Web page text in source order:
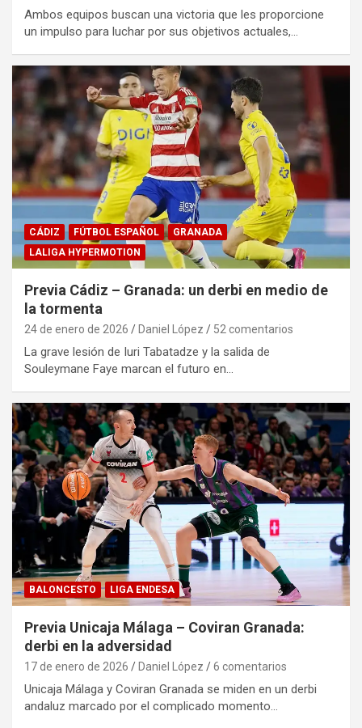
Ambos equipos buscan una victoria que les proporcione
un impulso para luchar por sus objetivos actuales,…
CÁDIZ FÚTBOL ESPAÑOL
GRANADA
LALIGA HYPERMOTION
Previa Cádiz – Granada: un derbi en medio de
la tormenta
24 de enero de 2026 Daniel López 52 comentarios
La grave lesión de Iuri Tabatadze y la salida de
Souleymane Faye marcan el futuro en…
BALONCESTO LIGA ENDESA
Previa Unicaja Málaga – Coviran Granada:
derbi en la adversidad
17 de enero de 2026 Daniel López 6 comentarios
Unicaja Málaga y Coviran Granada se miden en un derbi
andaluz marcado por el complicado momento…